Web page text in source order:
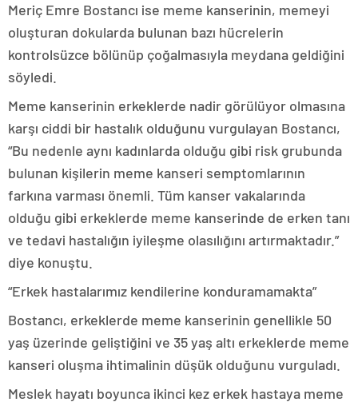
Meriç Emre Bostancı ise meme kanserinin, memeyi
oluşturan dokularda bulunan bazı hücrelerin
kontrolsüzce bölünüp çoğalmasıyla meydana geldiğini
söyledi.
Meme kanserinin erkeklerde nadir görülüyor olmasına
karşı ciddi bir hastalık olduğunu vurgulayan Bostancı,
“Bu nedenle aynı kadınlarda olduğu gibi risk grubunda
bulunan kişilerin meme kanseri semptomlarının
farkına varması önemli. Tüm kanser vakalarında
olduğu gibi erkeklerde meme kanserinde de erken tanı
ve tedavi hastalığın iyileşme olasılığını artırmaktadır.”
diye konuştu.
“Erkek hastalarımız kendilerine konduramamakta”
Bostancı, erkeklerde meme kanserinin genellikle 50
yaş üzerinde geliştiğini ve 35 yaş altı erkeklerde meme
kanseri oluşma ihtimalinin düşük olduğunu vurguladı.
Meslek hayatı boyunca ikinci kez erkek hastaya meme